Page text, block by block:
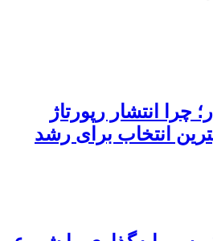
چرا انتشار رپورتاژ
انتخاب برای رشد